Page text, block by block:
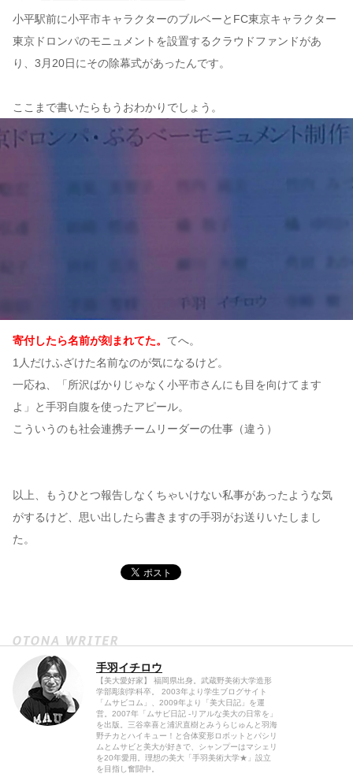
小平駅前に小平市キャラクターのブルベーとFC東京キャラクター
東京ドロンパのモニュメントを設置するクラウドファンドがあ
り、3月20日にその除幕式があったんです。
ここまで書いたらもうおわかりでしょう。
寄付したら名前が刻まれてた。 てへ。
1人だけふざけた名前なのが気になるけど。
一応ね、「所沢ばかりじゃなく小平市さんにも目を向けてます
よ」と手羽自腹を使ったアピール。
こういうのも社会連携チームリーダーの仕事（違う）
以上、もうひとつ報告しなくちゃいけない私事があったような気
がするけど、思い出したら書きますの手羽がお送りいたしまし
た。
手羽イチロウ
【美大愛好家】 福岡県出身。武蔵野美術大学造形
学部彫刻学科卒。 2003年より学生ブログサイト
「ムサビコム」、2009年より「美大日記」を運
営。2007年「ムサビ日記 -リアルな美大の日常を」
を出版。三谷幸喜と浦沢直樹とみうらじゅんと羽海
野チカとハイキュー！と合体変形ロボットとパシリ
ムとムサビと美大が好きで、シャンプーはマシェリ
を20年愛用。理想の美大「手羽美術大学★」設立
を目指し奮闘中。